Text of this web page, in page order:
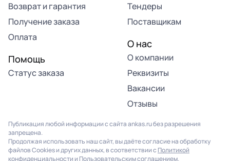
Возврат и гарантия
Получение заказа
Оплата
Помощь
Статус заказа
Тендеры
Поставщикам
О нас
О компании
Реквизиты
Вакансии
Отзывы
Публикация любой информации с сайта ankas.ru без разрешения
запрещена.
Продолжая использовать наш сайт, вы даёте согласие на обработку
файлов Cookies и других данных, в соответствии с Политикой
конфиденциальности и Пользовательским соглашением.